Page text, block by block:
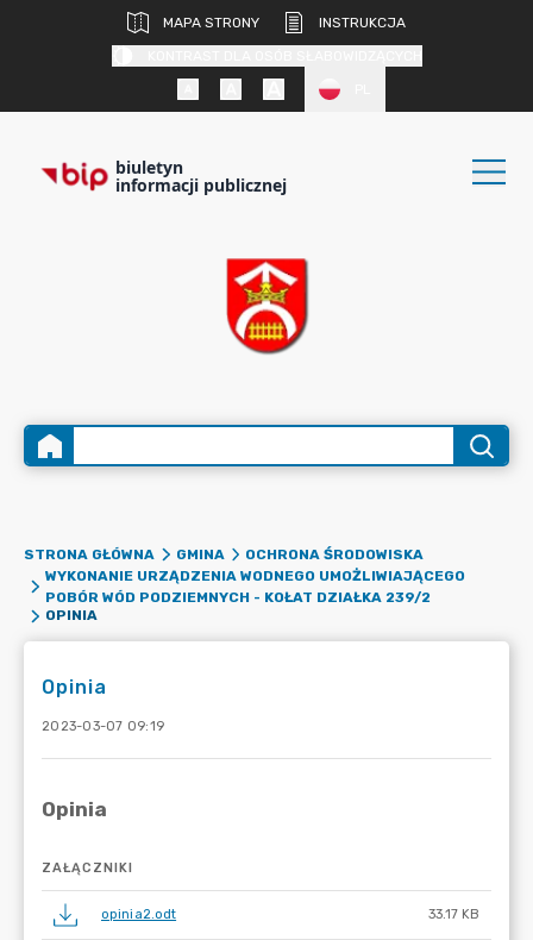
MAPA STRONY
INSTRUKCJA
biuletyn
informacji publicznej
STRONA GŁÓWNA GMINA
OCHRONA ŚRODOWISKA
WYKONANIE URZĄDZENIA WODNEGO UMOŻLIWIAJĄCEGO
POBÓR WÓD PODZIEMNYCH - KOŁAT DZIAŁKA 239/2
OPINIA
Opinia
2023-03-07 09:19
ZAŁĄCZNIKI
opinia2.odt 33.17 KB